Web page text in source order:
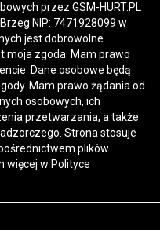
przez GSM-HURT.PL
NIP: 7471928099 w
jest dobrowolne.
moja zgoda. Mam prawo
Dane osobowe będą
Mam prawo żądania od
osobowych, ich
przetwarzania, a także
Strona stosuje
plików
więcej w Polityce